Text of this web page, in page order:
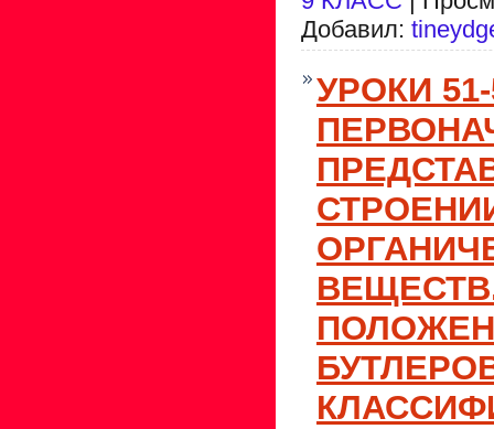
Добавил:
УРОКИ 51-